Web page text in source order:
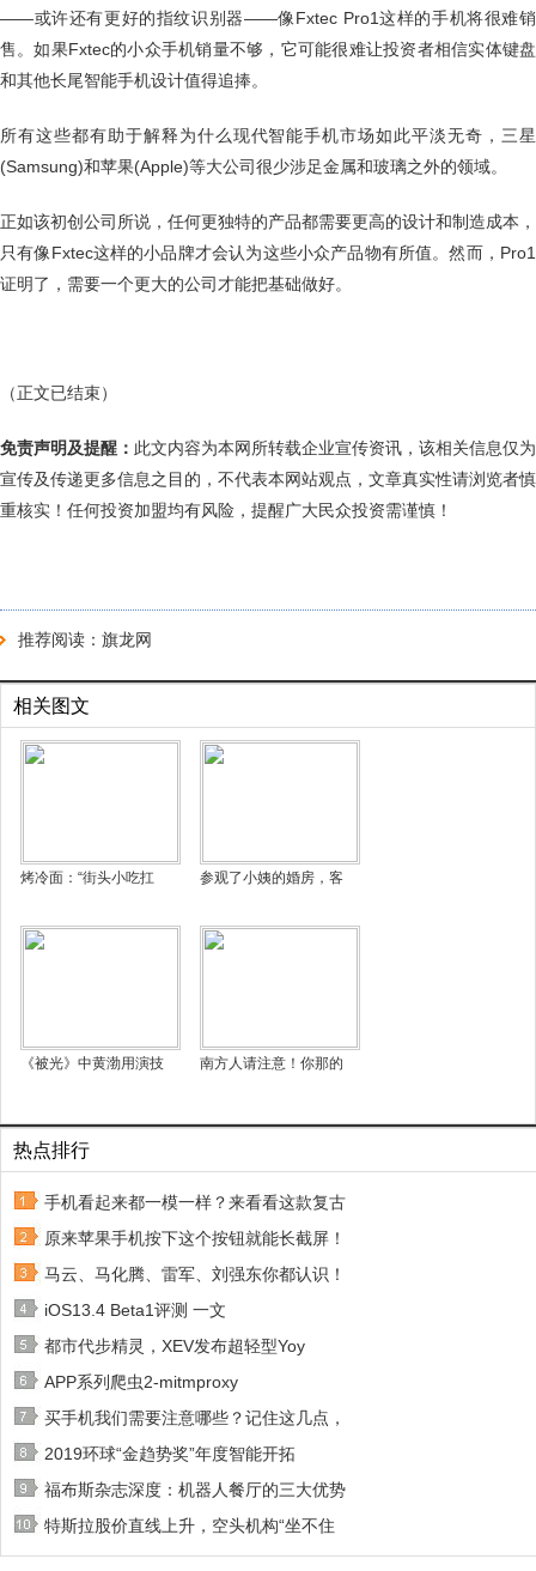
——或许还有更好的指纹识别器——像Fxtec Pro1这样的手机将很难销
售。如果Fxtec的小众手机销量不够，它可能很难让投资者相信实体键盘
和其他长尾智能手机设计值得追捧。
所有这些都有助于解释为什么现代智能手机市场如此平淡无奇，三星
(Samsung)和苹果(Apple)等大公司很少涉足金属和玻璃之外的领域。
正如该初创公司所说，任何更独特的产品都需要更高的设计和制造成本，
只有像Fxtec这样的小品牌才会认为这些小众产品物有所值。然而，Pro1
证明了，需要一个更大的公司才能把基础做好。
（正文已结束）
免责声明及提醒： 此文内容为本网所转载企业宣传资讯，该相关信息仅为
宣传及传递更多信息之目的，不代表本网站观点，文章真实性请浏览者慎
重核实！任何投资加盟均有风险，提醒广大民众投资需谨慎！
推荐阅读： 旗龙网
相关图文
烤冷面：“街头小吃扛 参观了小姨的婚房，客
《被光》中黄渤用演技 南方人请注意！你那的
热点排行
手机看起来都一模一样？来看看这款复古
原来苹果手机按下这个按钮就能长截屏！
马云、马化腾、雷军、刘强东你都认识！
iOS13.4 Beta1评测 一文
都市代步精灵，XEV发布超轻型Yoy
APP系列爬虫2-mitmproxy
买手机我们需要注意哪些？记住这几点，
2019环球“金趋势奖”年度智能开拓
福布斯杂志深度：机器人餐厅的三大优势
特斯拉股价直线上升，空头机构“坐不住